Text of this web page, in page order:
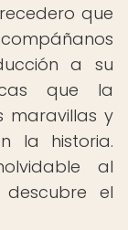
que
a su
que la
maravillas y
la historia.
al
el